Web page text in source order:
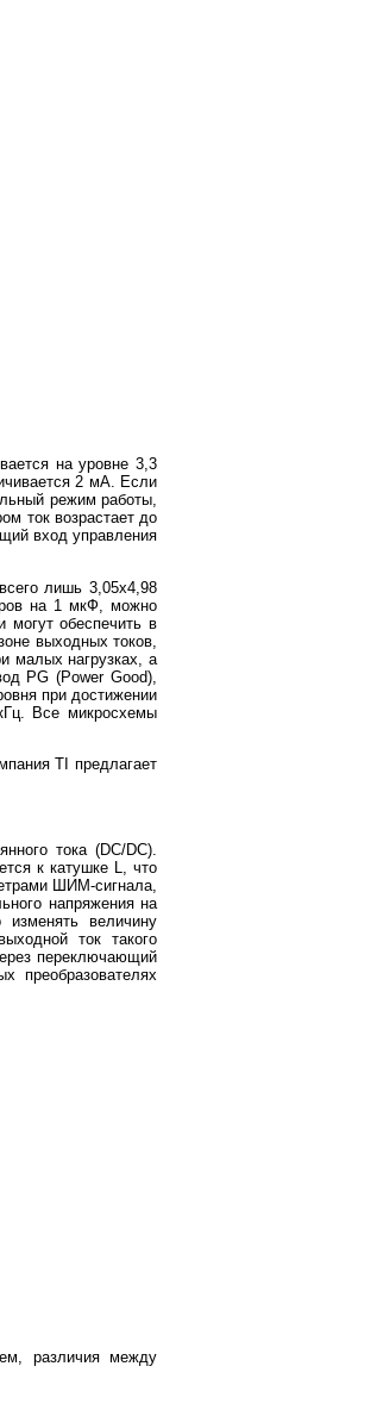
на уровне 3,3
2 мА. Если
режим работы,
ток возрастает до
вход управления
лишь 3,05х4,98
на 1 мкФ, можно
обеспечить в
выходных токов,
малых нагрузках, а
PG (Power Good),
при достижении
Все микросхемы
TI предлагает
тока (DC/DC).
к катушке L, что
ШИМ-сигнала,
напряжения на
величину
ток такого
переключающий
преобразователях
различия между